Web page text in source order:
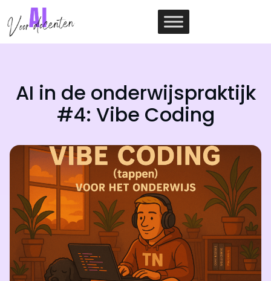
naar
de
AI in de onderwijspraktijk
#4: Vibe Coding